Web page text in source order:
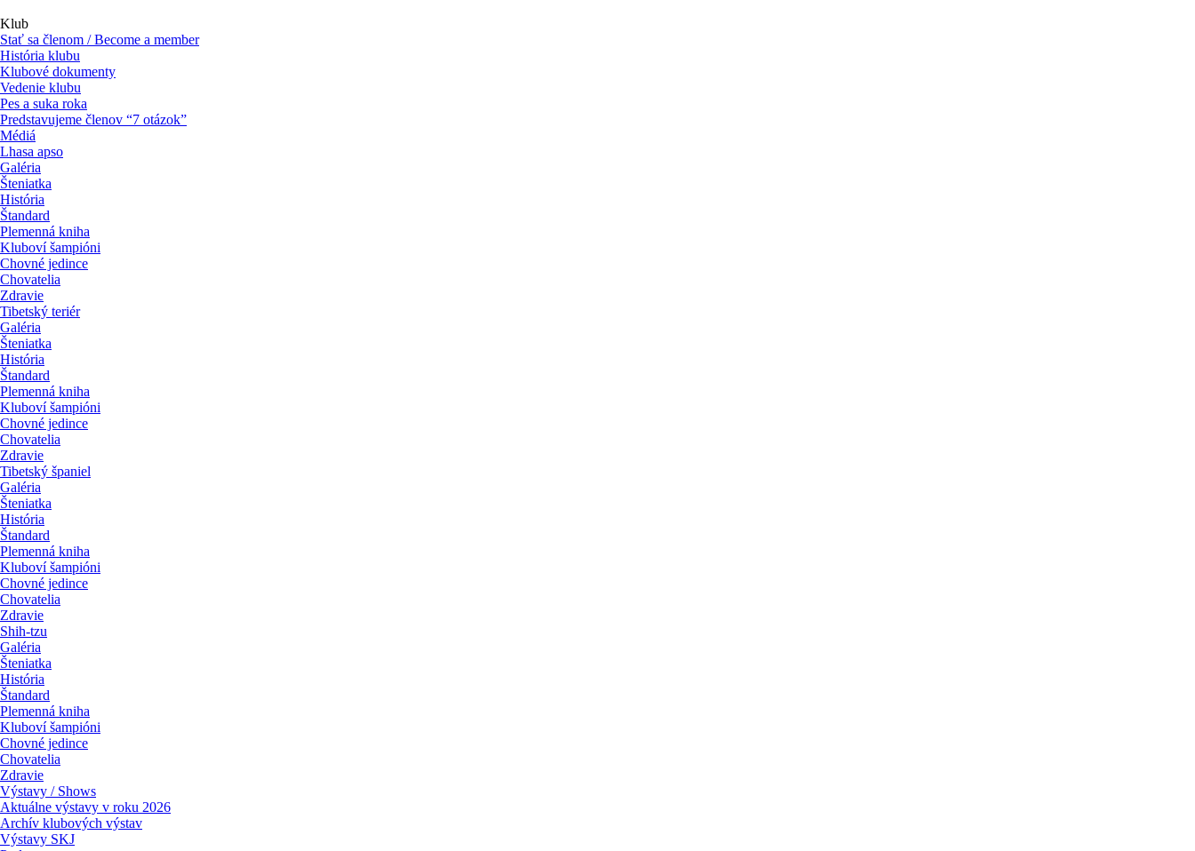
Klub
Stať sa členom / Become a member
História klubu
Klubové dokumenty
Vedenie klubu
Pes a suka roka
Predstavujeme členov “7 otázok”
Médiá
Lhasa apso
Galéria
Šteniatka
História
Štandard
Plemenná kniha
Kluboví šampióni
Chovné jedince
Chovatelia
Zdravie
Tibetský teriér
Galéria
Šteniatka
História
Štandard
Plemenná kniha
Kluboví šampióni
Chovné jedince
Chovatelia
Zdravie
Tibetský španiel
Galéria
Šteniatka
História
Štandard
Plemenná kniha
Kluboví šampióni
Chovné jedince
Chovatelia
Zdravie
Shih-tzu
Galéria
Šteniatka
História
Štandard
Plemenná kniha
Kluboví šampióni
Chovné jedince
Chovatelia
Zdravie
Výstavy / Shows
Aktuálne výstavy v roku 2026
Archív klubových výstav
Výstavy SKJ